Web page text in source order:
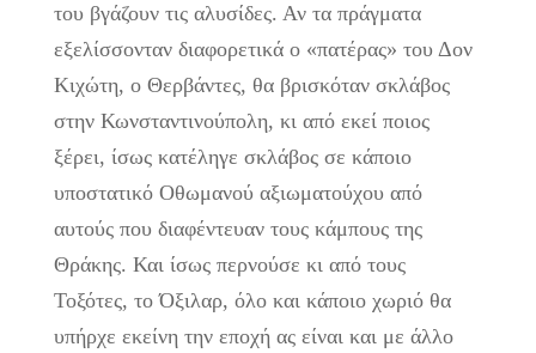
του βγάζουν τις αλυσίδες. Αν τα πράγματα
εξελίσσονταν διαφορετικά ο «πατέρας» του Δον
Κιχώτη, ο Θερβάντες, θα βρισκόταν σκλάβος
στην Κωνσταντινούπολη, κι από εκεί ποιος
ξέρει, ίσως κατέληγε σκλάβος σε κάποιο
υποστατικό Οθωμανού αξιωματούχου από
αυτούς που διαφέντευαν τους κάμπους της
Θράκης. Και ίσως περνούσε κι από τους
Τοξότες, το Όξιλαρ, όλο και κάποιο χωριό θα
υπήρχε εκείνη την εποχή ας είναι και με άλλο